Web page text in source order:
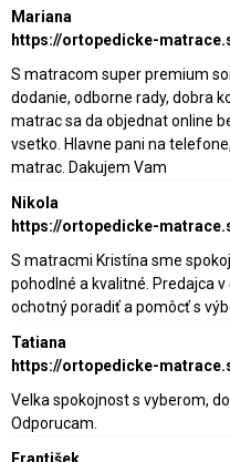
Mariana
https://ortopedicke-
S matracom super premium
dodanie, odborne rady, dobra
matrac sa da objednat online
vsetko. Hlavne pani na
matrac. Dakujem Vam
Nikola
https://ortopedicke-
S matracmi Kristína sme
pohodlné a kvalitné. Predajca
ochotný poradiť a pomôcť s
Tatiana
https://ortopedicke-
Velka spokojnost s vyberom,
Odporucam.
František